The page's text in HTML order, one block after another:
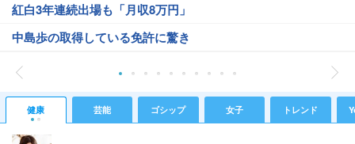
紅白3年連続出場も「月収8万円」
中島歩の取得している免許に驚き
健康 芸能 ゴシップ 女子 トレンド